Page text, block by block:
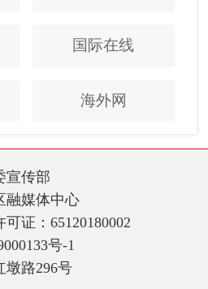
国际在线
海外网
宣传部
融媒体中心
证：65120180002
号-1
墩路296号